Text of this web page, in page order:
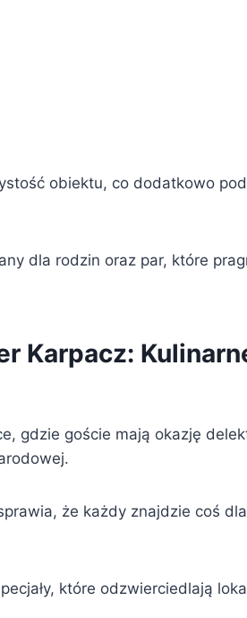
obiektu, co dodatkowo
dla rodzin oraz par, które
Karpacz:
gdzie goście mają okazję
że każdy znajdzie coś dla
które odzwierciedlają